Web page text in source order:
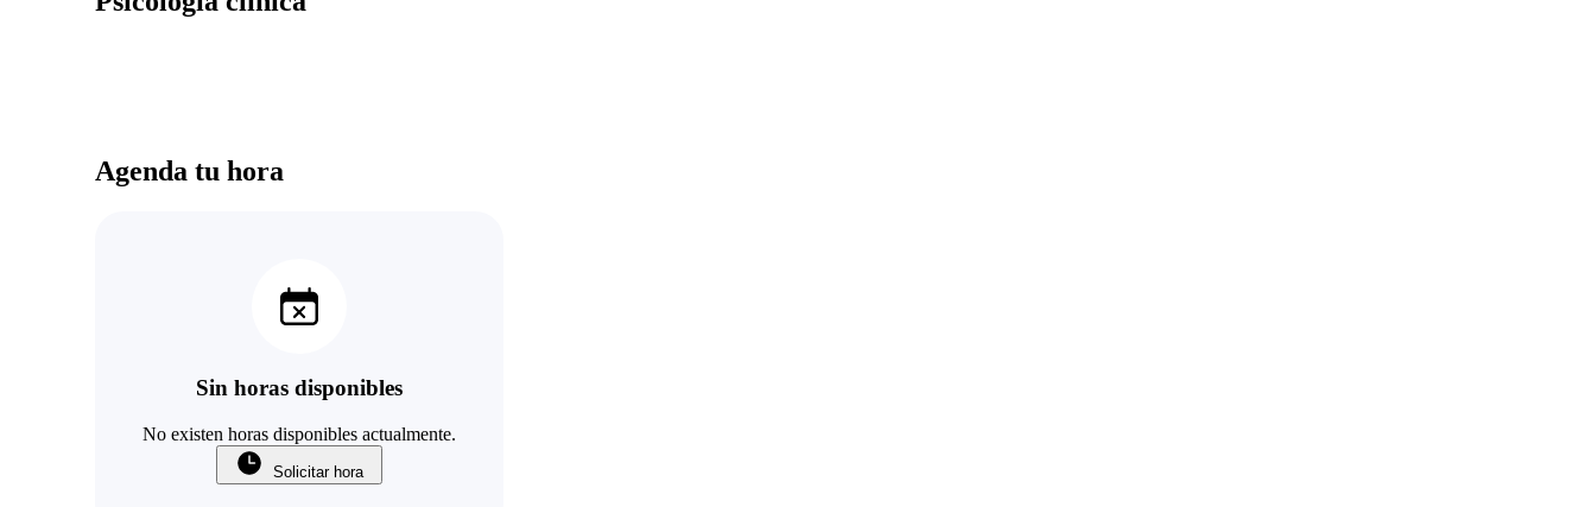
Agenda tu hora
Sin horas disponibles
No existen horas disponibles actualmente.
Solicitar hora